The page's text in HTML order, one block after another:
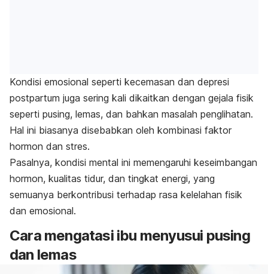
Kondisi emosional seperti kecemasan dan depresi
postpartum juga sering kali dikaitkan dengan gejala fisik
seperti pusing, lemas, dan bahkan masalah penglihatan.
Hal ini biasanya disebabkan oleh kombinasi faktor
hormon dan stres.
Pasalnya, kondisi mental ini memengaruhi keseimbangan
hormon, kualitas tidur, dan tingkat energi, yang
semuanya berkontribusi terhadap rasa kelelahan fisik
dan emosional.
Cara mengatasi ibu menyusui pusing
dan lemas